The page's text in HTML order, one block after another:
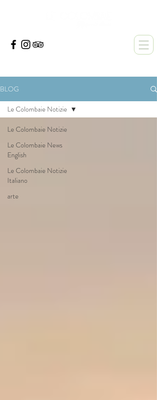
BLOG
Le Colombaie Notizie
Le Colombaie News
English
Le Colombaie Notizie
Italiano
arte
Le Colombaie Notizie